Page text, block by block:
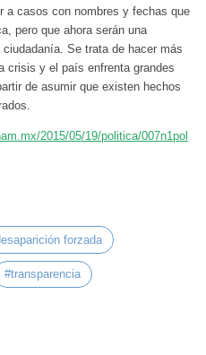
a casos con nombres y fechas que
pero que ahora serán una
Se trata de hacer más
crisis y el país enfrenta grandes
de asumir que existen hechos
2015/05/19/politica/007n1pol
forzada
#transparencia